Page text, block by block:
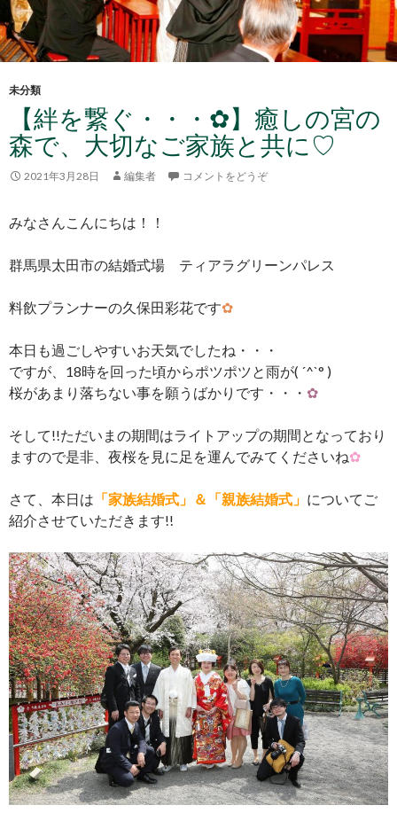
未分類
【絆を繋ぐ・・・✿】癒しの宮の
森で、大切なご家族と共に♡
2021年3月28日 編集者 コメントをどうぞ
みなさんこんにちは！！
群馬県太田市の結婚式場 ティアラグリーンパレス
料飲プランナーの久保田彩花です✿
本日も過ごしやすいお天気でしたね・・・
ですが、18時を回った頃からポツポツと雨が( ´^`° )
桜があまり落ちない事を願うばかりです・・・ ✿
そして!!ただいまの期間はライトアップの期間となっており
ますので是非、夜桜を見に足を運んでみてくださいね✿
さて、本日は 「家族結婚式」＆「親族結婚式」 についてご
紹介させていただきます!!